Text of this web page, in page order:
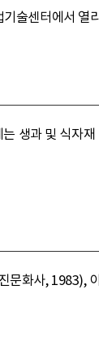
술센터에서 열
생과 및 식자
화사, 1983),